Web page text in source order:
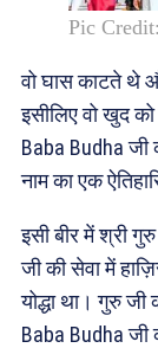
Pic
वो घास काटते थे
इसीलिए वो खुद
Baba Budha जी
नाम का एक
इसी बीर में श्री
जी की सेवा में
योद्धा था। गुरु जी
Baba Budha जी